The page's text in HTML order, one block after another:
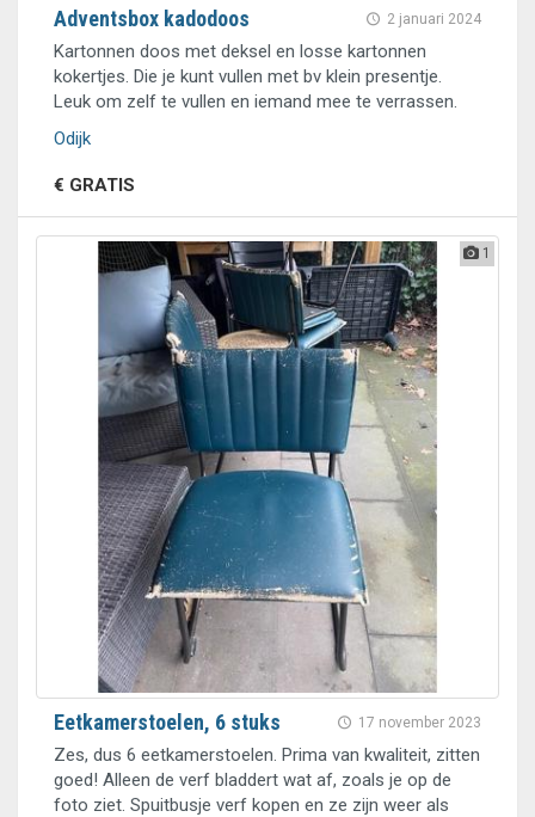
2 januari 2024
Adventsbox kadodoos
Kartonnen doos met deksel en losse kartonnen
kokertjes. Die je kunt vullen met bv klein presentje.
Leuk om zelf te vullen en iemand mee te verrassen.
Odijk
€ GRATIS
1
17 november 2023
Eetkamerstoelen, 6 stuks
Zes, dus 6 eetkamerstoelen. Prima van kwaliteit, zitten
goed! Alleen de verf bladdert wat af, zoals je op de
foto ziet. Spuitbusje verf kopen en ze zijn weer als